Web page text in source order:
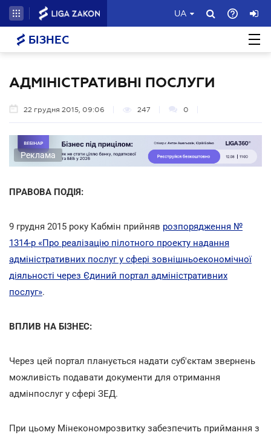
UA
БІЗНЕС
АДМІНІСТРАТИВНІ ПОСЛУГИ
22 грудня 2015, 09:06 247 0
Реклама
ПРАВОВА ПОДІЯ:
9 грудня 2015 року Кабмін прийняв розпорядження №
1314-р «Про реалізацію пілотного проекту надання
адміністративних послуг у сфері зовнішньоекономічної
діяльності через Єдиний портал адміністративних
послуг».
ВПЛИВ НА БІЗНЕС:
Через цей портал планується надати суб'єктам звернень
можливість подавати документи для отримання
адмінпослуг у сфері ЗЕД.
При цьому Мінекономрозвитку забезпечить приймання з